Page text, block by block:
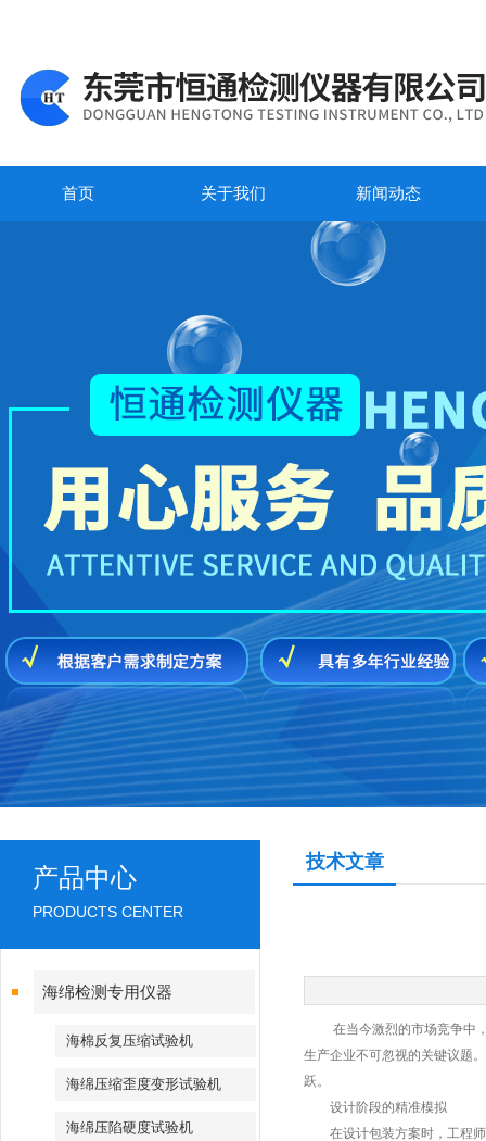
首页 关于我们 新闻动态
产品中心
PRODUCTS CENTER
海绵检测专用仪器
海棉反复压缩试验机
海绵压缩歪度变形试验机
海绵压陷硬度试验机
技术文章
在当今激烈的市场竞争中，
生产企业不可忽视的关键议题
跃。
设计阶段的精准模拟
在设计包装方案时，工程师